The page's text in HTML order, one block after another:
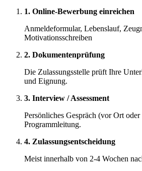
1. Online-Bewerbung einreichen
Anmeldeformular, Lebenslauf,
Motivationsschreiben
2. Dokumentenprüfung
Die Zulassungsstelle prüft Ihre
und Eignung.
3. Interview / Assessment
Persönliches Gespräch (vor Ort
Programmleitung.
4. Zulassungsentscheidung
Meist innerhalb von 2-4 Wochen